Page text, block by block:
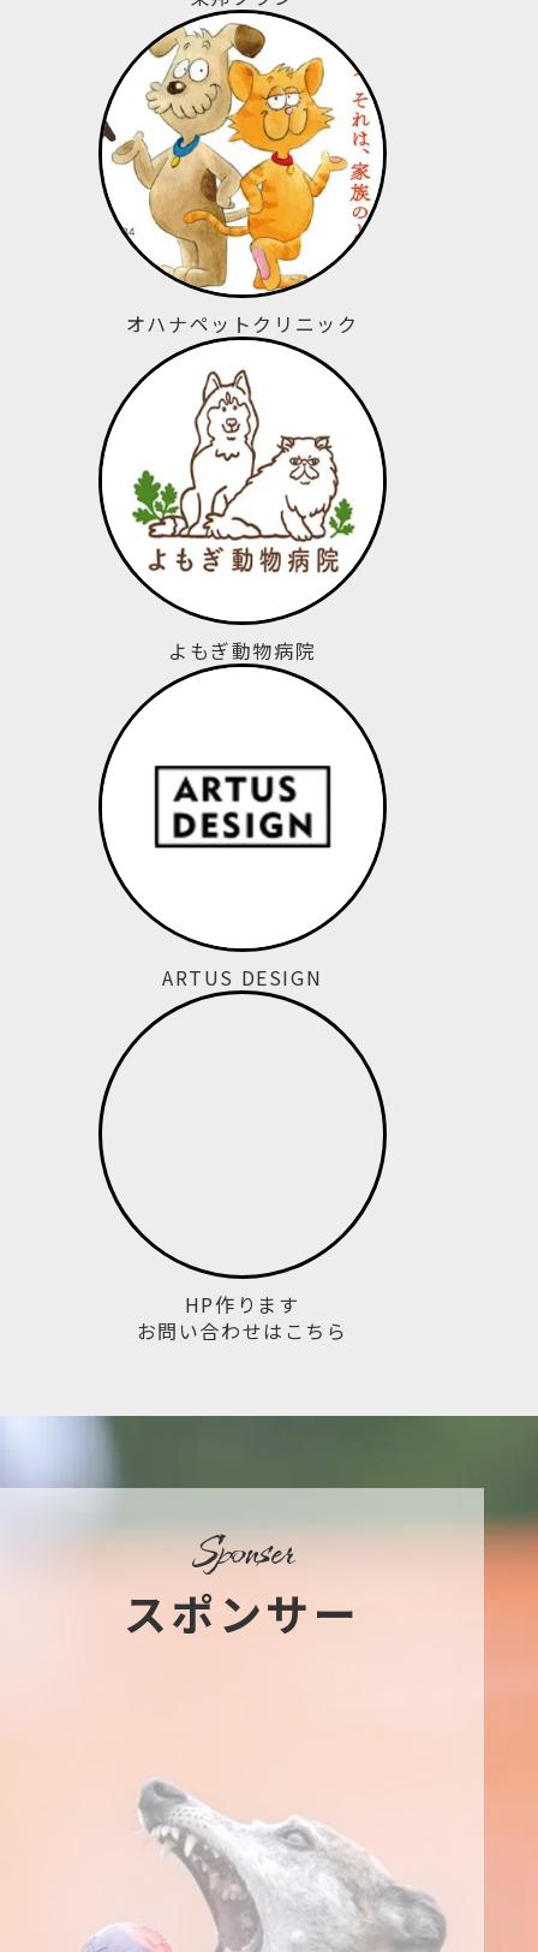
オハナペットクリニック
よもぎ動物病院
ARTUS DESIGN
HP作ります
お問い合わせはこちら
スポンサー
sponser